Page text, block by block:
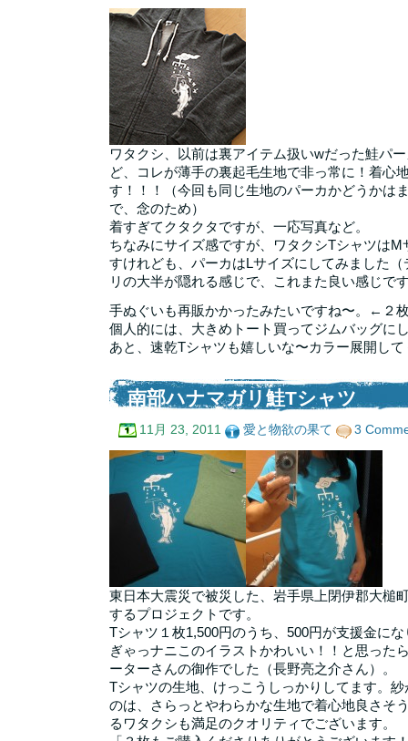
ワタクシ、以前は裏アイテム扱いwだった鮭パ
ど、コレが薄手の裏起毛生地で非っ常に！着心
す！！！（今回も同じ生地のパーカかどうかは
で、念のため）
着すぎてクタクタですが、一応写真など。
ちなみにサイズ感ですが、ワタクシTシャツは
すけれども、パーカはLサイズにしてみました
リの大半が隠れる感じで、これまた良い感じで
手ぬぐいも再販かかったみたいですね〜。←２
個人的には、大きめトート買ってジムバッグに
あと、速乾Tシャツも嬉しいな〜カラー展開し
南部ハナマガリ鮭Tシャツ
11月 23, 2011 愛と物欲の果て 3
東日本大震災で被災した、岩手県上閉伊郡大槌
するプロジェクトです。
Tシャツ１枚1,500円のうち、500円が支援金に
ぎゃっナニこのイラストかわいい！！と思った
ーターさんの御作でした（長野亮之介さん）。
Tシャツの生地、けっこうしっかりしてます。
のは、さらっとやわらかな生地で着心地良さそ
るワタクシも満足のクオリティでございます。